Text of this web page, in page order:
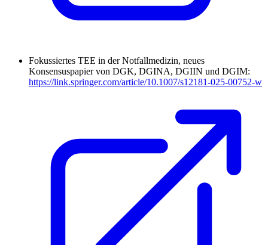
Fokussiertes TEE in der Notfallmedizin, neues
Konsensuspapier von DGK, DGINA, DGIIN und DGIM:
https://link.springer.com/article/10.1007/s12181-025-00752-w